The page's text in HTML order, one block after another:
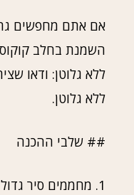
אם אתם מחפשים
השמנת בחלב
ללא גלוטן: ודאו
ללא גלוטן.
## שלבי ההכנה
1. מחממים סיר